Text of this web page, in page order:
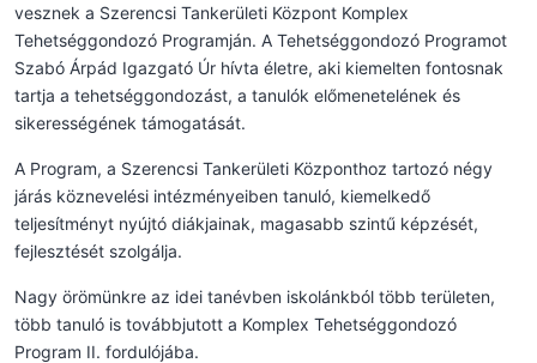
vesznek a Szerencsi Tankerületi Központ Komplex
Tehetséggondozó Programján. A Tehetséggondozó Programot
Szabó Árpád Igazgató Úr hívta életre, aki kiemelten fontosnak
tartja a tehetséggondozást, a tanulók előmenetelének és
sikerességének támogatását.
A Program, a Szerencsi Tankerületi Központhoz tartozó négy
járás köznevelési intézményeiben tanuló, kiemelkedő
teljesítményt nyújtó diákjainak, magasabb szintű képzését,
fejlesztését szolgálja.
Nagy örömünkre az idei tanévben iskolánkból több területen,
több tanuló is továbbjutott a Komplex Tehetséggondozó
Program II. fordulójába.